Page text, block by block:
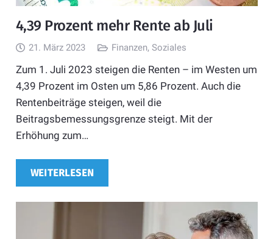
4,39 Prozent mehr Rente ab Juli
21. März 2023 Finanzen,Soziales
Zum 1. Juli 2023 steigen die Renten – im Westen um
4,39 Prozent im Osten um 5,86 Prozent. Auch die
Rentenbeiträge steigen, weil die
Beitragsbemessungsgrenze steigt. Mit der
Erhöhung zum…
WEITERLESEN